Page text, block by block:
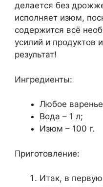
делается без
исполняет изюм,
содержится всё
усилий и продуктов
результат!
Ингредиенты:
Любое варенье
Вода – 1 л;
Изюм – 100 г.
Приготовление:
Итак, в